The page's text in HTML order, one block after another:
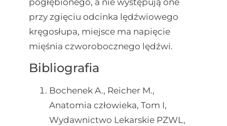
przy zgięciu odcinka lędźwiowego
kręgosłupa, miejsce ma napięcie
mięśnia czworobocznego lędźwi.
Bibliografia
Bochenek A., Reicher M.,
Anatomia człowieka, Tom I,
Wydawnictwo Lekarskie PZWL,